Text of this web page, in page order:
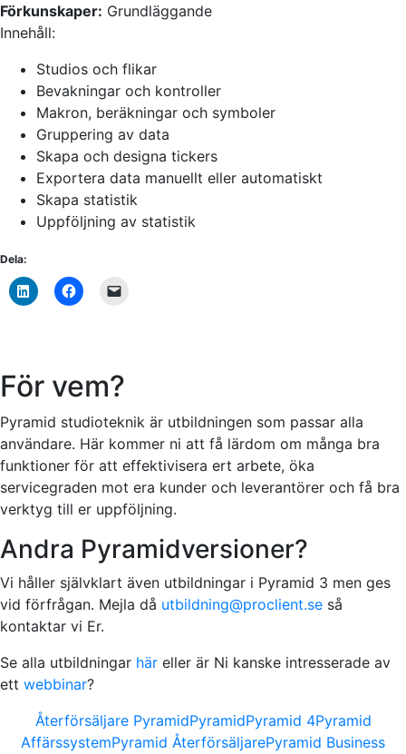
Förkunskaper: Grundläggande
Innehåll:
Studios och flikar
Bevakningar och kontroller
Makron, beräkningar och symboler
Gruppering av data
Skapa och designa tickers
Exportera data manuellt eller automatiskt
Skapa statistik
Uppföljning av statistik
Dela:
För vem?
Pyramid studioteknik är utbildningen som passar alla
användare. Här kommer ni att få lärdom om många bra
funktioner för att effektivisera ert arbete, öka
servicegraden mot era kunder och leverantörer och få bra
verktyg till er uppföljning.
Andra Pyramidversioner?
Vi håller självklart även utbildningar i Pyramid 3 men ges
vid förfrågan. Mejla då utbildning@proclient.se så
kontaktar vi Er.
Se alla utbildningar här eller är Ni kanske intresserade av
ett webbinar?
Återförsäljare PyramidPyramidPyramid 4Pyramid
AffärssystemPyramid ÅterförsäljarePyramid Business